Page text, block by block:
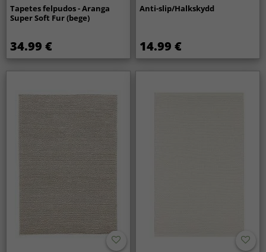
Tapetes felpudos - Aranga
Super Soft Fur (bege)
34.99 €
Anti-slip/Halkskydd
14.99 €